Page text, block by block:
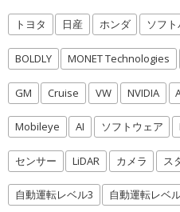
トヨタ 日産 ホンダ ソフ
BOLDLY MONET Technologies
GM Cruise VW NVIDIA
Mobileye AI ソフトウェア
センサー LiDAR カメラ ス
自動運転レベル3 自動運転レベ